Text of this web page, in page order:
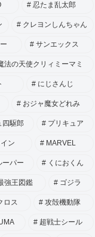
忍たま乱太郎
クレヨンしんちゃん
サンエックス
法の天使クリィミーマミ
にじさんじ
おジャ魔女どれみ
四駆郎 プリキュア
ン MARVEL
ーパー くにおくん
強王図鑑 ゴジラ
ロス 攻殻機動隊
超戦士シール